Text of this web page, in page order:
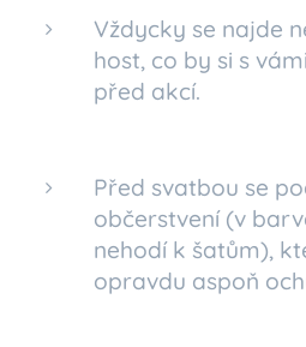
Vždycky se najde
host, co by si s
před akcí.
Před svatbou se
občerstvení (v
nehodí k šatům),
opravdu aspoň